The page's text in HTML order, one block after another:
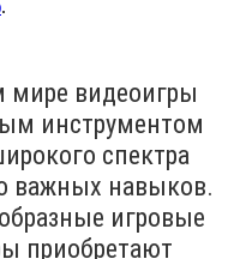
.
мире видеоигры
инструментом
спектра
важных навыков.
игровые
приобретают